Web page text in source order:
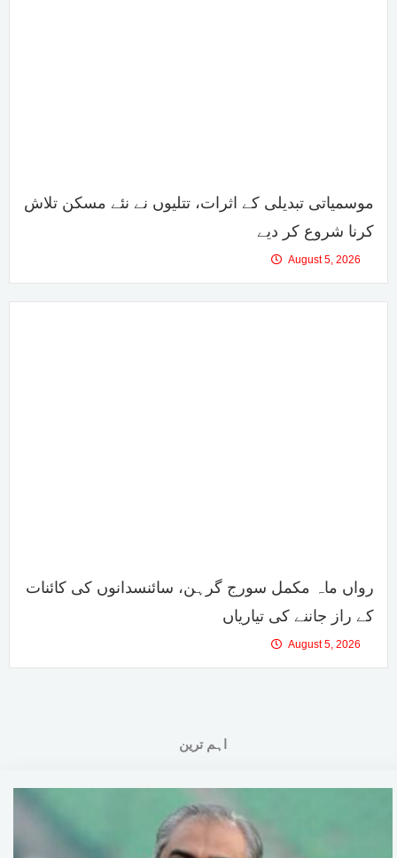
موسمیاتی تبدیلی کے اثرات، تتلیوں نے نئے مسکن تلاش
کرنا شروع کر دیے
August 5, 2026
رواں ماہ مکمل سورج گرہن، سائنسدانوں کی کائنات
کے راز جاننے کی تیاریاں
August 5, 2026
اہم ترین